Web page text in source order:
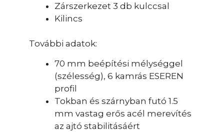
Zárszerkezet 3 db kulccsal
Kilincs
További adatok:
70 mm beépítési mélységgel
(szélesség), 6 kamrás ESEREN
profil
Tokban és szárnyban futó 1.5
mm vastag erős acél merevítés
az ajtó stabilitásáért